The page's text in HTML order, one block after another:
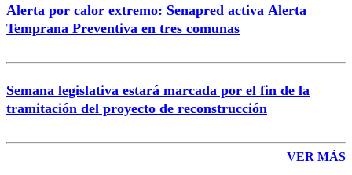
Alerta por calor extremo: Senapred activa Alerta
Temprana Preventiva en tres comunas
Semana legislativa estará marcada por el fin de la
tramitación del proyecto de reconstrucción
VER MÁS